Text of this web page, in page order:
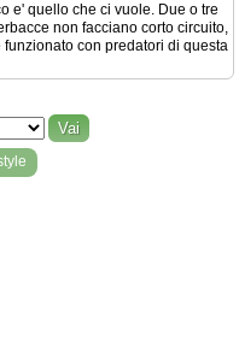
e' quello che ci vuole. Due o tre
non facciano corto circuito,
con predatori di questa